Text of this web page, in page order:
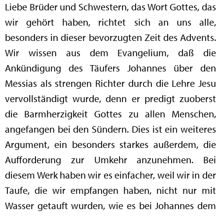
Liebe Brüder und Schwestern, das Wort Gottes, das
wir gehört haben, richtet sich an uns alle,
besonders in dieser bevorzugten Zeit des Advents.
Wir wissen aus dem Evangelium, daß die
Ankündigung des Täufers Johannes über den
Messias als strengen Richter durch die Lehre Jesu
vervollständigt wurde, denn er predigt zuoberst
die Barmherzigkeit Gottes zu allen Menschen,
angefangen bei den Sündern. Dies ist ein weiteres
Argument, ein besonders starkes außerdem, die
Aufforderung zur Umkehr anzunehmen. Bei
diesem Werk haben wir es einfacher, weil wir in der
Taufe, die wir empfangen haben, nicht nur mit
Wasser getauft wurden, wie es bei Johannes dem